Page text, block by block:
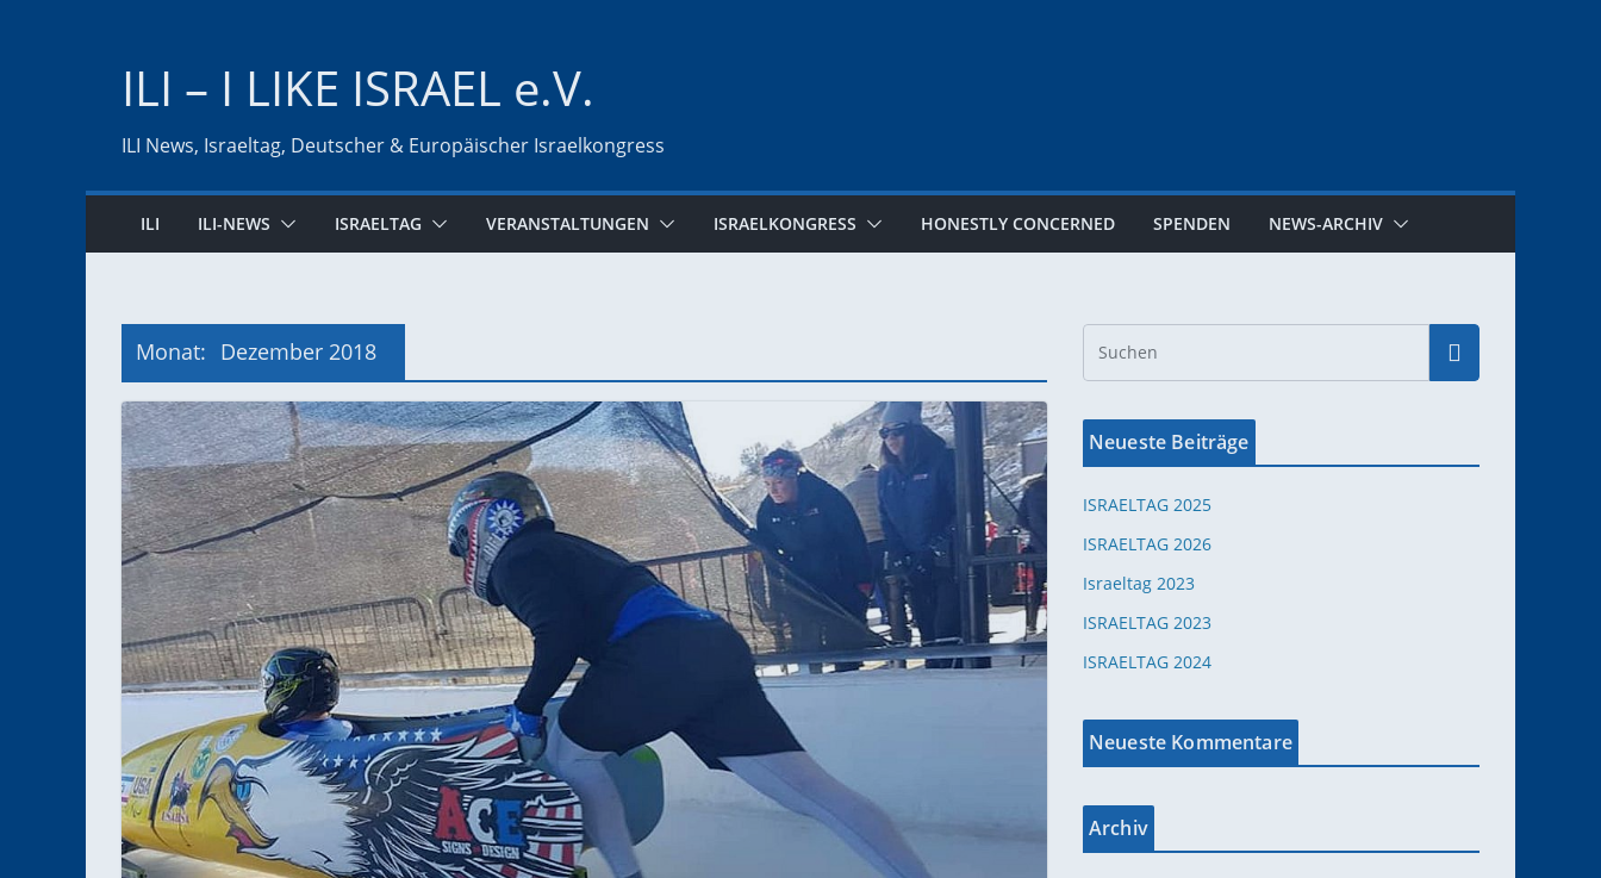
ILI – I LIKE ISRAEL e.V.
ILI News, Israeltag, Deutscher & Europäischer Israelkongress
ILI ILI-NEWS ISRAELTAG VERANSTALTUNGEN ISRAELKONGRESS HONESTLY CONCERNED SPENDEN NEWS-ARCHIV
Monat: Dezember 2018
Neueste Beiträge
ISRAELTAG 2025
ISRAELTAG 2026
Israeltag 2023
ISRAELTAG 2023
ISRAELTAG 2024
Neueste Kommentare
Archiv